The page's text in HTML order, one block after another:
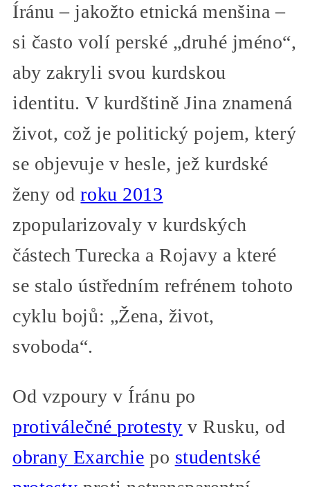
Íránu – jakožto etnická menšina –
si často volí perské „druhé jméno“,
aby zakryli svou kurdskou
identitu. V kurdštině Jina znamená
život, což je politický pojem, který
se objevuje v hesle, jež kurdské
ženy odroku 2013
zpopularizovaly v kurdských
částech Turecka a Rojavy a které
se stalo ústředním refrénem tohoto
cyklu bojů: „Žena, život,
svoboda“.
Od vzpoury v Íránu po
protiválečné protesty v Rusku, od
obrany Exarchie po studentské